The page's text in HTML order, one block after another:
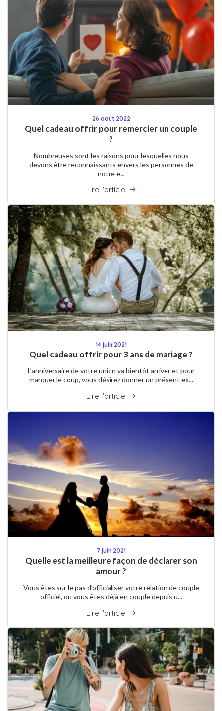
26 août 2022
Quel cadeau offrir pour remercier un couple
?
Nombreuses sont les raisons pour lesquelles nous
devons être reconnaissants envers les personnes de
notre e...
Lire l'article
14 juin 2021
Quel cadeau offrir pour 3 ans de mariage ?
L’anniversaire de votre union va bientôt arriver et pour
marquer le coup, vous désirez donner un présent ex...
Lire l'article
7 juin 2021
Quelle est la meilleure façon de déclarer son
amour ?
Vous êtes sur le pas d’officialiser votre relation de couple
officiel, ou vous êtes déjà en couple depuis u...
Lire l'article